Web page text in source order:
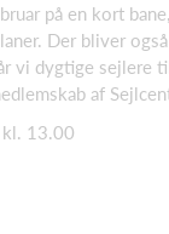
på en kort
Der bliver
vi dygtige sejlere
af
13.00